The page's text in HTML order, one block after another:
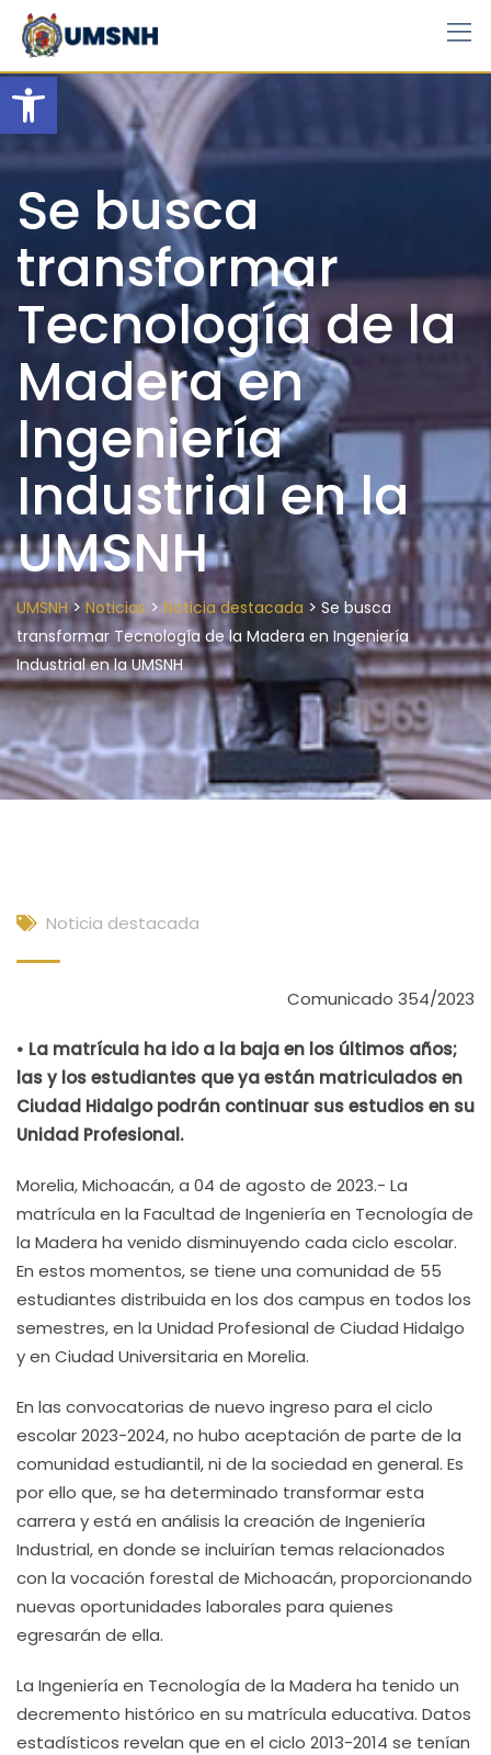
Open toolbar
Skip
content
Se busca
transformar
Tecnología de la
Madera en
Ingeniería
Industrial en la
UMSNH
UMSNH> Noticias > Noticia destacada > Se busca
transformar Tecnología de la Madera en Ingeniería
Industrial en la UMSNH
Noticia destacada
Comunicado 354/2023
• La matrícula ha ido a la baja en los últimos años;
las y los estudiantes que ya están matriculados en
Ciudad Hidalgo podrán continuar sus estudios en su
Unidad Profesional.
Morelia, Michoacán, a 04 de agosto de 2023.- La
matrícula en la Facultad de Ingeniería en Tecnología de
la Madera ha venido disminuyendo cada ciclo escolar.
En estos momentos, se tiene una comunidad de 55
estudiantes distribuida en los dos campus en todos los
semestres, en la Unidad Profesional de Ciudad Hidalgo
y en Ciudad Universitaria en Morelia.
En las convocatorias de nuevo ingreso para el ciclo
escolar 2023-2024, no hubo aceptación de parte de la
comunidad estudiantil, ni de la sociedad en general. Es
por ello que, se ha determinado transformar esta
carrera y está en análisis la creación de Ingeniería
Industrial, en donde se incluirían temas relacionados
con la vocación forestal de Michoacán, proporcionando
nuevas oportunidades laborales para quienes
egresarán de ella.
La Ingeniería en Tecnología de la Madera ha tenido un
decremento histórico en su matrícula educativa. Datos
estadísticos revelan que en el ciclo 2013-2014 se tenían